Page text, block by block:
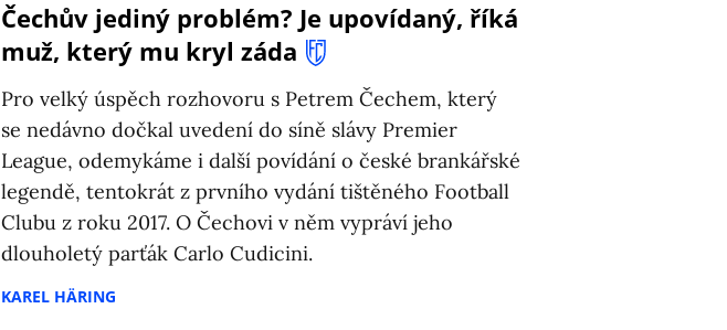
Čechův jediný problém? Je upovídaný, říká
muž, který mu kryl záda
Pro velký úspěch rozhovoru s Petrem Čechem, který
se nedávno dočkal uvedení do síně slávy Premier
League, odemykáme i další povídání o české brankářské
legendě, tentokrát z prvního vydání tištěného Football
Clubu z roku 2017. O Čechovi v něm vypráví jeho
dlouholetý parťák Carlo Cudicini.
KAREL HÄRING